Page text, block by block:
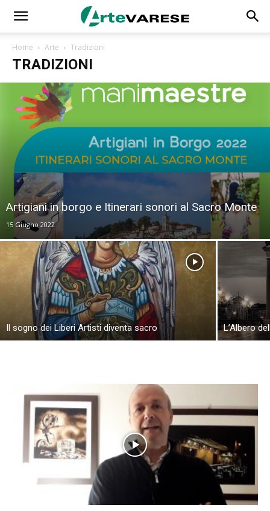
Home Arte Tradizioni
TRADIZIONI
Artigiani in borgo e Itinerari sonori al Sacro Monte
15 Giugno 2022
Il sogno dei Liberi Artisti diventa sacro L’Albero